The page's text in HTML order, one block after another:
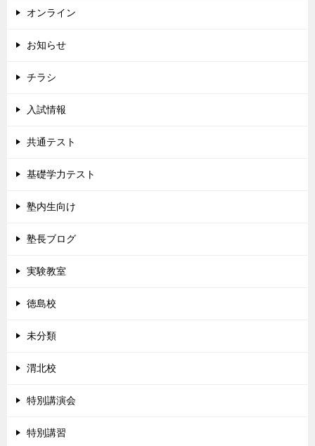
オンライン
お知らせ
チラシ
入試情報
共通テスト
基礎学力テスト
塾内生向け
塾長ブログ
実験教室
徳島校
未分類
渭北校
特別講演会
特別講習